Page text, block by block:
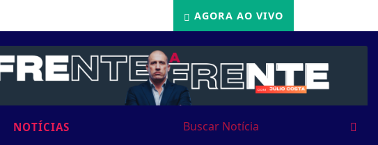
AGORA AO VIVO
NOTÍCIAS